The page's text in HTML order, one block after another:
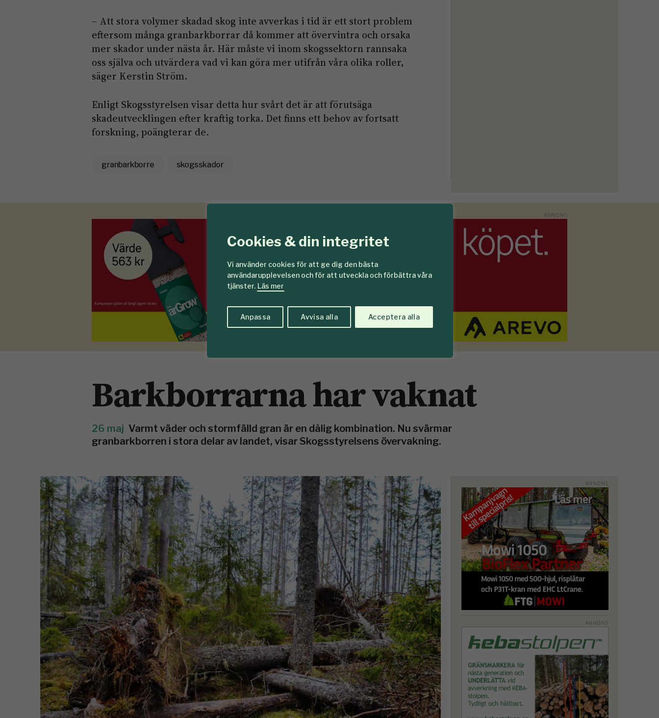
Cookies & din integritet
Vi använder cookies för att ge dig den bästa
användarupplevelsen och för att utveckla och förbättra våra
tjänster. Läs mer
Anpassa Avvisa alla Acceptera alla
– Att stora volymer skadad skog inte avverkas i tid är ett stort problem
eftersom många granbarkborrar då kommer att övervintra och orsaka
mer skador under nästa år. Här måste vi inom skogssektorn rannsaka
oss själva och utvärdera vad vi kan göra mer utifrån våra olika roller,
säger Kerstin Ström.
Enligt Skogsstyrelsen visar detta hur svårt det är att förutsäga
skadeutvecklingen efter kraftig torka. Det finns ett behov av fortsatt
forskning, poängterar de.
granbarkborre skogsskador
Barkborrarna har vaknat
26 maj Varmt väder och stormfälld gran är en dålig kombination. Nu svärmar
granbarkborren i stora delar av landet, visar Skogsstyrelsens övervakning.